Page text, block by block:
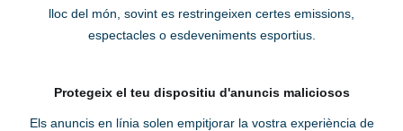
lloc del món, sovint es restringeixen certes emissions,
espectacles o esdeveniments esportius.
Protegeix el teu dispositiu d'anuncis maliciosos
Els anuncis en línia solen empitjorar la vostra experiència de